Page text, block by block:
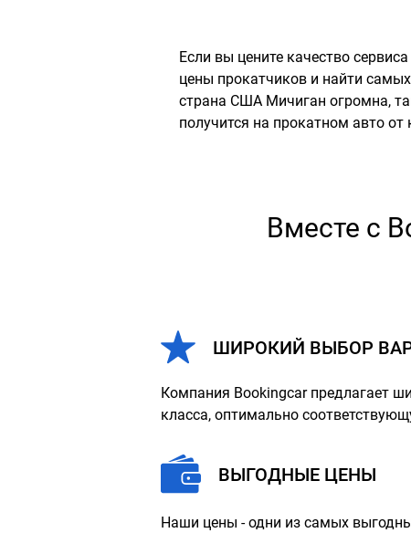
Если вы цените качество
цены прокатчиков и найти
страна США Мичиган огромна,
получится на прокатном авто
Вместе с
ШИРОКИЙ ВЫБОР
Компания Bookingcar предлагает
класса, оптимально
ВЫГОДНЫЕ ЦЕНЫ
Наши цены - одни из самых